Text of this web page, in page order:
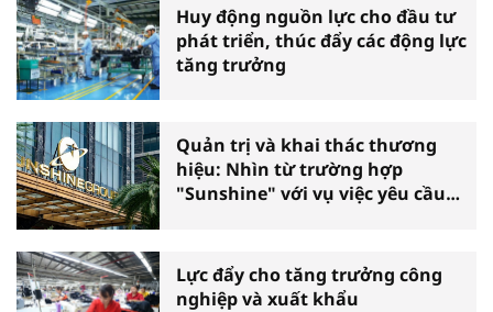
Huy động nguồn lực cho đầu tư
phát triển, thúc đẩy các động lực
tăng trưởng
Quản trị và khai thác thương
hiệu: Nhìn từ trường hợp
"Sunshine" với vụ việc yêu cầu
Lực đẩy cho tăng trưởng công
nghiệp và xuất khẩu